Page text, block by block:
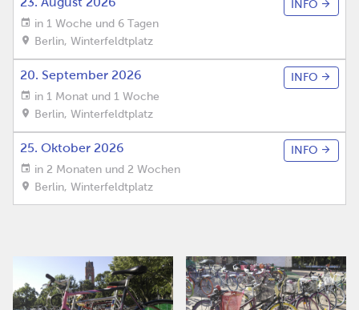
in 1 Woche und 6 Tagen
Berlin, Winterfeldtplatz
INFO
20. September 2026
in 1 Monat und 1 Woche
Berlin, Winterfeldtplatz
INFO
25. Oktober 2026
in 2 Monaten und 2 Wochen
Berlin, Winterfeldtplatz
INFO